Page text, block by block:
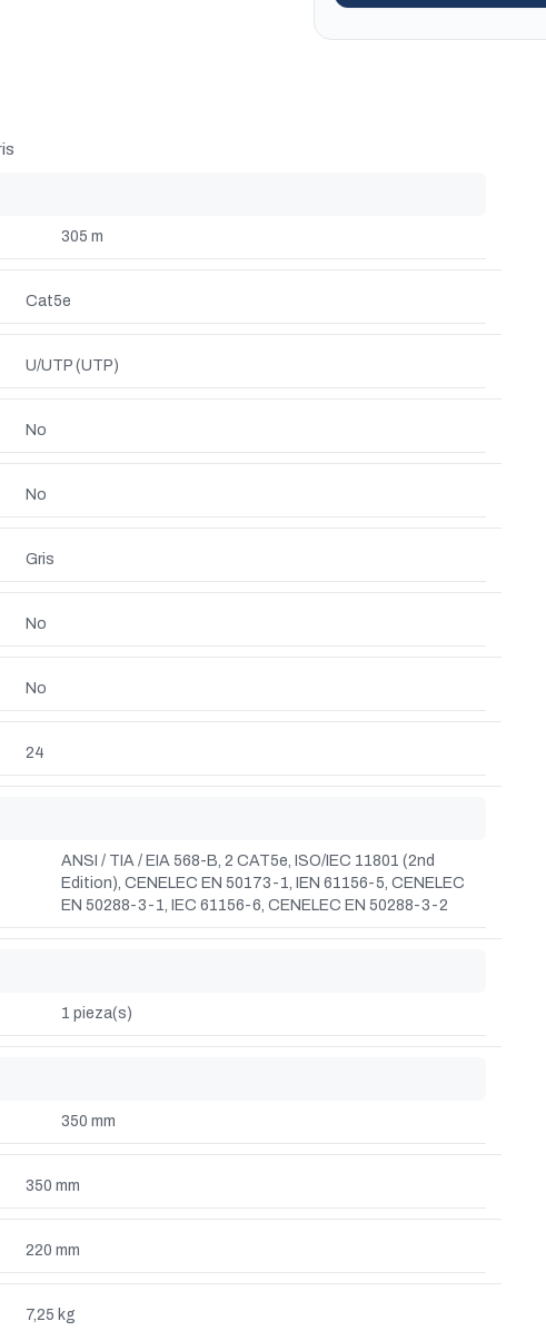
305 m
Cat5e
U/UTP (UTP)
No
No
Gris
No
No
24
ANSI / TIA / EIA 568-B, 2 CAT5e, ISO/IEC 11801 (2nd
Edition), CENELEC EN 50173-1, IEN 61156-5, CENELEC
EN 50288-3-1, IEC 61156-6, CENELEC EN 50288-3-2
1 pieza(s)
350 mm
350 mm
220 mm
7,25 kg